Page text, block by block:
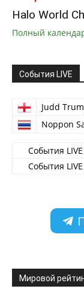
Halo World
Полный
События LIVE
Judd
Noppon
События
События
Мировой